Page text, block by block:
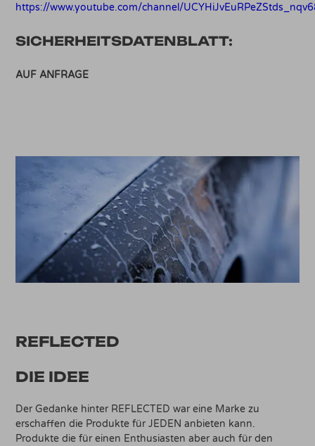
https://www.youtube.com/channel/
SICHERHEITSDATENBLATT:
AUF ANFRAGE
REFLECTED
DIE IDEE
Der Gedanke hinter REFLECTED war eine Marke zu
erschaffen die Produkte für JEDEN anbieten kann.
Produkte die für einen Enthusiasten aber auch für den